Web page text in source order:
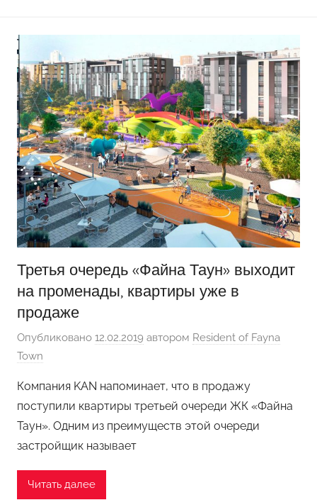
Третья очередь «Файна Таун» выходит
на променады, квартиры уже в
продаже
Опубликовано 12.02.2019 автором Resident of Fayna
Town
Компания KAN напоминает, что в продажу
поступили квартиры третьей очереди ЖК «Файна
Таун». Одним из преимуществ этой очереди
застройщик называет
Читать далее